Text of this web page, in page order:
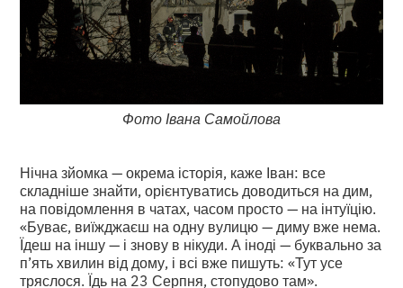
Фото Івана Самойлова
Нічна зйомка — окрема історія, каже Іван: все
складніше знайти, орієнтуватись доводиться на дим,
на повідомлення в чатах, часом просто — на інтуїцію.
«Буває, виїжджаєш на одну вулицю — диму вже нема.
Їдеш на іншу — і знову в нікуди. А іноді — буквально за
п’ять хвилин від дому, і всі вже пишуть: «Тут усе
тряслося. Їдь на 23 Серпня, стопудово там».